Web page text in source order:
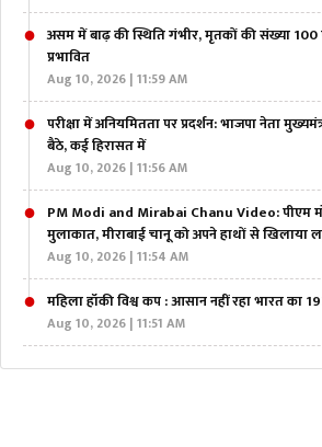
असम में बाढ़ की स्थिति गंभीर, मृतकों की संख्या
प्रभावित
Aug 10, 2026 | 11:59 AM
परीक्षा में अनियमितता पर प्रदर्शन: भाजपा नेता
बैठे, कई हिरासत में
Aug 10, 2026 | 11:56 AM
PM Modi and Mirabai Chanu Video: पीएम
मुलाकात, मीराबाई चानू को अपने हाथों से खिलाया
Aug 10, 2026 | 11:54 AM
महिला हॉकी विश्व कप : आसान नहीं रहा भारत
Aug 10, 2026 | 11:51 AM